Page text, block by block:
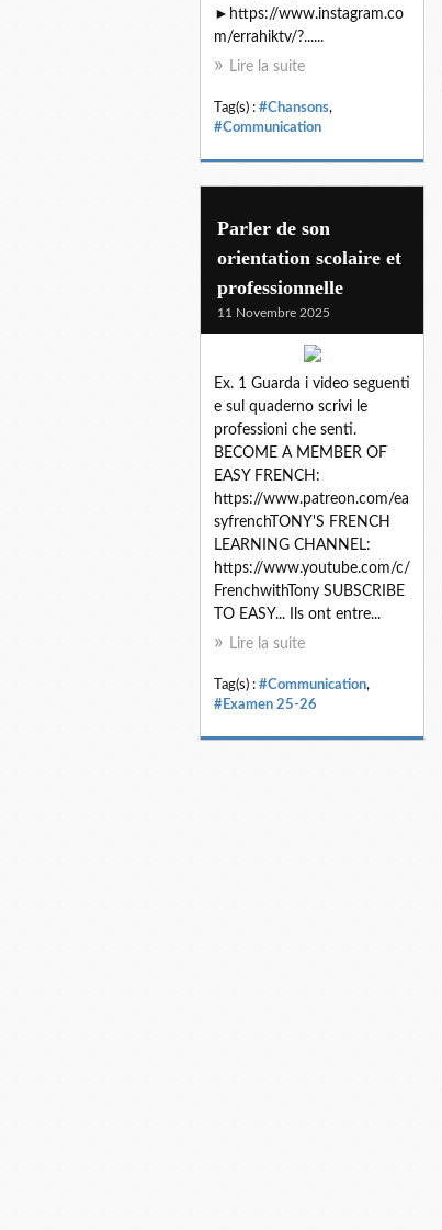
►https://www.instagram.co
m/errahiktv/?......
Lire la suite
Tag(s) : #Chansons,
#Communication
Parler de son
orientation scolaire et
professionnelle
11 Novembre 2025
Ex. 1 Guarda i video seguenti
e sul quaderno scrivi le
professioni che senti.
BECOME A MEMBER OF
EASY FRENCH:
https://www.patreon.com/ea
syfrenchTONY'S FRENCH
LEARNING CHANNEL:
https://www.youtube.com/c/
FrenchwithTony SUBSCRIBE
TO EASY... Ils ont entre...
Lire la suite
Tag(s) : #Communication,
#Examen 25-26